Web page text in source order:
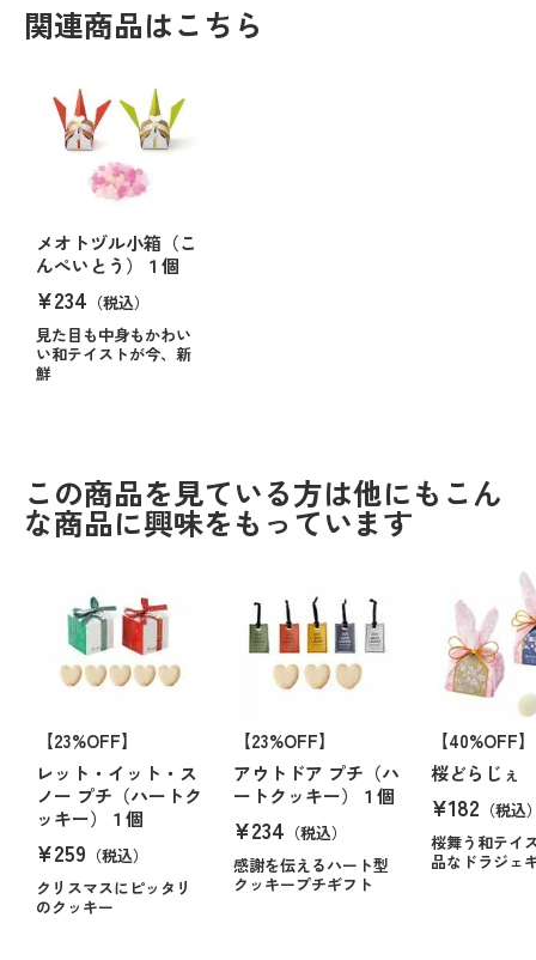
関連商品はこちら
メオトヅル小箱（こ
んぺいとう）１個
¥234 （税込）
見た目も中身もかわい
い和テイストが今、新
鮮
この商品を見ている方は他にもこん
な商品に興味をもっています
【23%OFF】
レット・イット・ス
ノー プチ（ハートク
ッキー）１個
¥259 （税込）
クリスマスにピッタリ
のクッキー
【23%OFF】
アウトドア プチ（ハ
ートクッキー）１個
¥234 （税込）
感謝を伝えるハート型
クッキープチギフト
【40%OFF】
桜どらじぇ
¥182 （税込
桜舞う和テイ
品なドラジェ